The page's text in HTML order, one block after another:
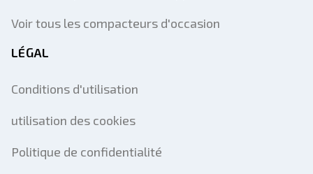
Voir tous les compacteurs d'occasion
LÉGAL
Conditions d'utilisation
utilisation des cookies
Politique de confidentialité